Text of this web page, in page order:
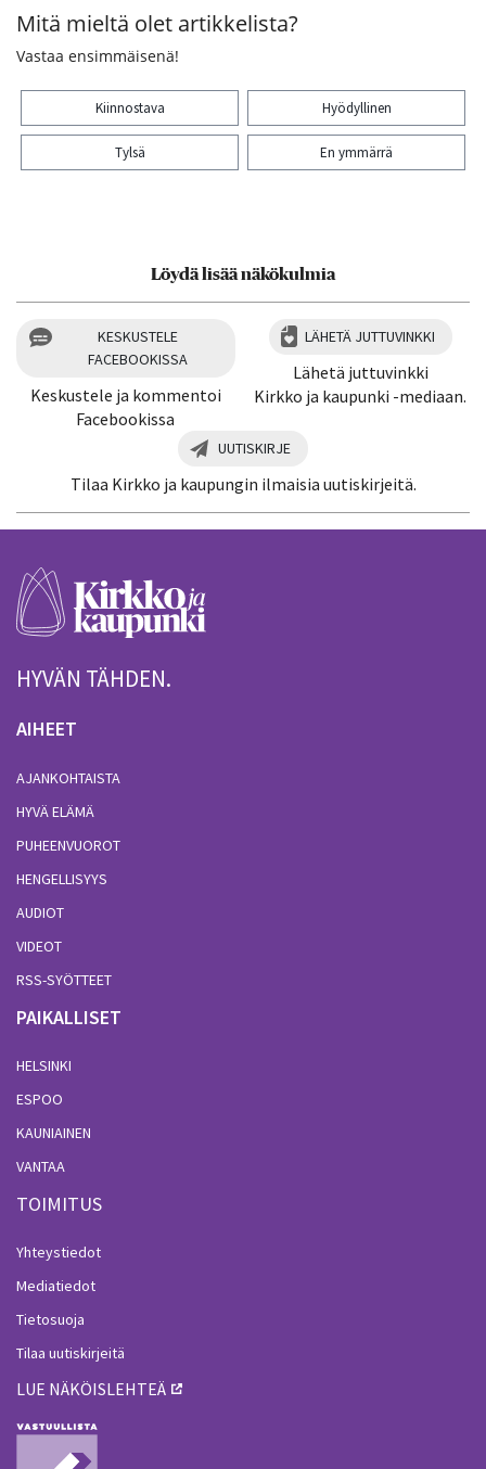
Mitä mieltä olet artikkelista?
Vastaa ensimmäisenä!
Kiinnostava Hyödyllinen
Tylsä En ymmärrä
Löydä lisää näkökulmia
KESKUSTELE
FACEBOOKISSA
Keskustele ja kommentoi
Facebookissa
LÄHETÄ JUTTUVINKKI
Lähetä juttuvinkki
Kirkko ja kaupunki -mediaan.
UUTISKIRJE
Tilaa Kirkko ja kaupungin ilmaisia uutiskirjeitä.
HYVÄN TÄHDEN.
AIHEET
AJANKOHTAISTA
HYVÄ ELÄMÄ
PUHEENVUOROT
HENGELLISYYS
AUDIOT
VIDEOT
RSS-SYÖTTEET
PAIKALLISET
HELSINKI
ESPOO
KAUNIAINEN
VANTAA
TOIMITUS
Yhteystiedot
Mediatiedot
Tietosuoja
Tilaa uutiskirjeitä
LUE NÄKÖISLEHTEÄ